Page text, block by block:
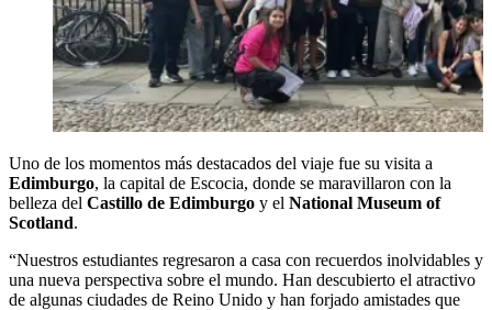
Uno de los momentos más destacados del viaje fue su visita a
Edimburgo, la capital de Escocia, donde se maravillaron con la
belleza del Castillo de Edimburgo y el National Museum of
Scotland.
“Nuestros estudiantes regresaron a casa con recuerdos inolvidables y
una nueva perspectiva sobre el mundo. Han descubierto el atractivo
de algunas ciudades de Reino Unido y han forjado amistades que